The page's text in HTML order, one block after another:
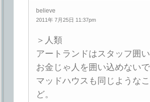
believe
2011年 7月25日 11:37pm
＞人類
アートランドはスタッフ囲
お金じゃ人を囲い込めないで
マッドハウスも同じような
ど。